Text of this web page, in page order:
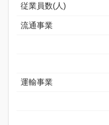
従業員数(人)
流通事業
運輸事業